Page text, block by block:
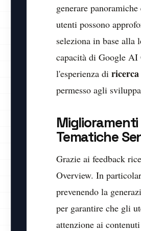
generare
utenti possono
seleziona in base
capacità di Google AI
l'esperienza di
permesso agli
Miglioramenti
Tematiche
Grazie ai feedback
Overview. In
prevenendo la
per garantire che gli
attenzione ai